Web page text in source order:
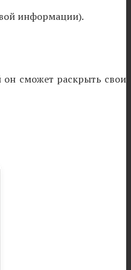
информации).
сможет раскрыть свои